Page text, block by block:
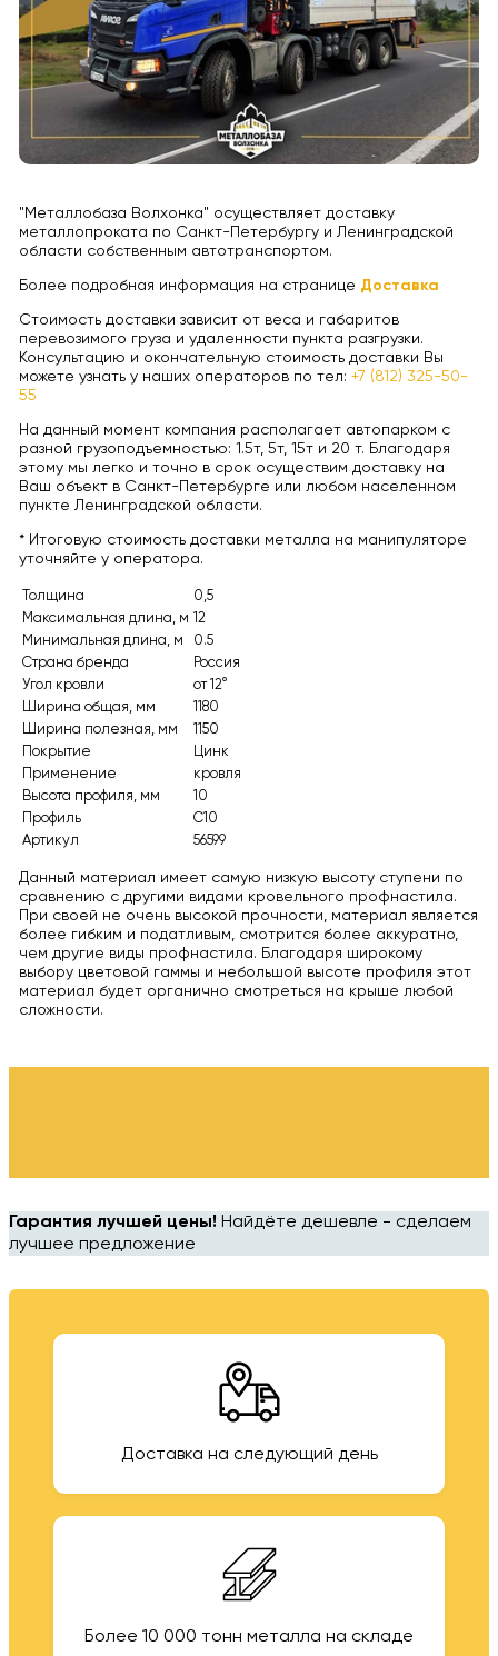
"Металлобаза Волхонка" осуществляет доставку
металлопроката по Санкт-Петербургу и Ленинградской
области собственным автотранспортом.
Более подробная информация на странице Доставка
Стоимость доставки зависит от веса и габаритов
перевозимого груза и удаленности пункта разгрузки.
Консультацию и окончательную стоимость доставки Вы
можете узнать у наших операторов по тел: +7 (812) 325-50-
55
На данный момент компания располагает автопарком с
разной грузоподъемностью: 1.5т, 5т, 15т и 20 т. Благодаря
этому мы легко и точно в срок осуществим доставку на
Ваш объект в Санкт-Петербурге или любом населенном
пункте Ленинградской области.
* Итоговую стоимость доставки металла на манипуляторе
уточняйте у оператора.
Толщина
0,5
Максимальная длина, м 12
Минимальная длина, м
0.5
Страна бренда
Россия
Угол кровли
от 12°
Ширина общая, мм
1180
Ширина полезная, мм
1150
Покрытие
Цинк
Применение
кровля
Высота профиля, мм
10
Профиль
С10
Артикул
56599
Данный материал имеет самую низкую высоту ступени по
сравнению с другими видами кровельного профнастила.
При своей не очень высокой прочности, материал является
более гибким и податливым, смотрится более аккуратно,
чем другие виды профнастила. Благодаря широкому
выбору цветовой гаммы и небольшой высоте профиля этот
материал будет органично смотреться на крыше любой
сложности.
Гарантия лучшей цены! Найдёте дешевле - сделаем
лучшее предложение
Доставка на следующий день
Более 10 000 тонн металла на складе